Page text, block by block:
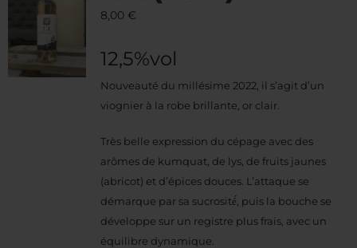
8,00 €
12,5%vol
Nouveauté du millésime 2022, il s’agit d’un
viognier à la robe brillante, or clair.
Très belle expression du cépage avec des
arômes de kumquat, de lys, de fruits jaunes
(abricot) et d’épices douces. L’attaque se
démarque par sa sucrosité́, puis la bouche se
développe sur un registre plus frais, avec un
équilibre dynamique.